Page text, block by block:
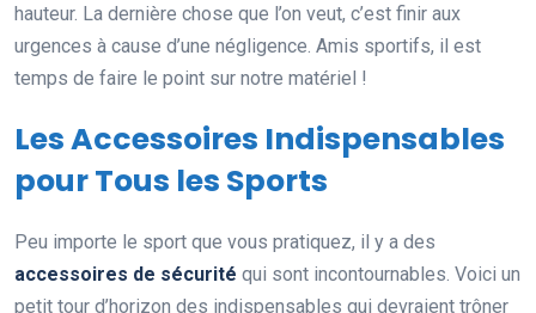
hauteur. La dernière chose que l’on veut, c’est finir aux
urgences à cause d’une négligence. Amis sportifs, il est
temps de faire le point sur notre matériel !
Les Accessoires Indispensables
pour Tous les Sports
Peu importe le sport que vous pratiquez, il y a des
accessoires de sécurité qui sont incontournables. Voici un
petit tour d’horizon des indispensables qui devraient trôner